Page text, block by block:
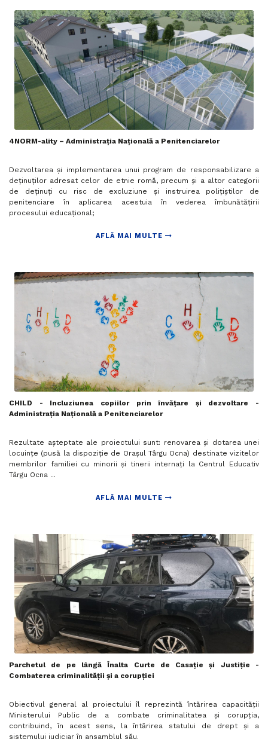
4NORM-ality – Administrația Națională a Penitenciarelor
Dezvoltarea și implementarea unui program de responsabilizare a
deținuților adresat celor de etnie romă, precum și a altor categorii
de deținuți cu risc de excluziune și instruirea polițiștilor de
penitenciare în aplicarea acestuia în vederea îmbunătățirii
procesului educațional;
AFLĂ MAI MULTE
CHILD - Incluziunea copiilor prin învățare și dezvoltare -
Administrația Națională a Penitenciarelor
Rezultate așteptate ale proiectului sunt: renovarea și dotarea unei
locuințe (pusă la dispoziție de Orașul Târgu Ocna) destinate vizitelor
membrilor familiei cu minorii și tinerii internați la Centrul Educativ
Târgu Ocna ...
AFLĂ MAI MULTE
Parchetul de pe lângă Înalta Curte de Casație și Justiție -
Combaterea criminalităţii şi a corupţiei
Obiectivul general al proiectului îl reprezintă întărirea capacităţii
Ministerului Public de a combate criminalitatea şi corupţia,
contribuind, în acest sens, la întărirea statului de drept şi a
sistemului judiciar în ansamblul său.